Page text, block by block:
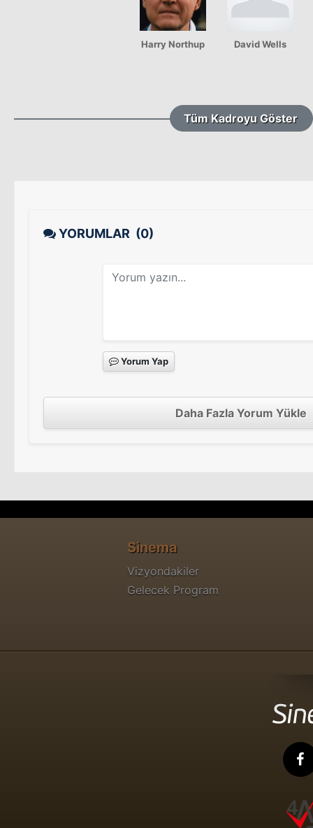
Harry Northup David Wells
Tüm Kadroyu Göster
YORUMLAR (0)
Yorum Yap
Daha Fazla Yorum Yükle
Sinema
Vizyondakiler
Gelecek Program